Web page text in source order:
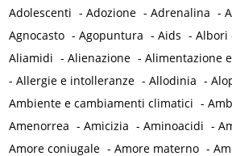
Adolescenti -Adozione -Adrenalina -
Agnocasto -Agopuntura -Aids -Albori
Aliamidi -Alienazione -Alimentazione
-Allergie e intolleranze -Allodinia -
Ambiente e cambiamenti climatici -
Amenorrea -Amicizia -Aminoacidi -
Amore coniugale -Amore materno -